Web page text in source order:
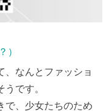
）
、なんとファッショ
です。
で、少女たちのため